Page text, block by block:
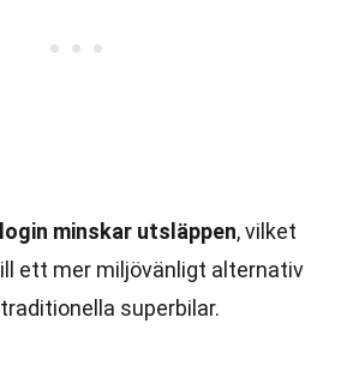
minskar utsläppen, vilket
ett mer miljövänligt alternativ
superbilar.